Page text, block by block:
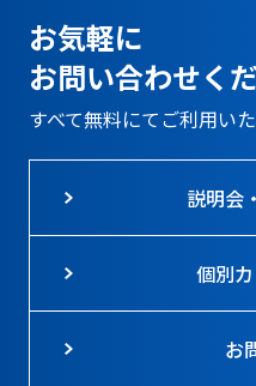
お気軽に
お問い合わせくだ
すべて無料にてご利用いた
説明会
個別
お